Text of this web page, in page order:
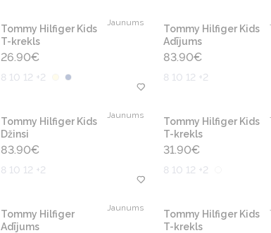
Jaunums
Tommy Hilfiger Kids
T-krekls
26.90€
8 10 12 +2
Tommy Hilfiger Kids
Adījums
83.90€
8 10 12 +2
Jaunums
Tommy Hilfiger Kids
Džinsi
83.90€
8 10 12 +2
Tommy Hilfiger Kids
T-krekls
31.90€
8 10 12 +2
Jaunums
Tommy Hilfiger
Adījums
Tommy Hilfiger Kids
T-krekls